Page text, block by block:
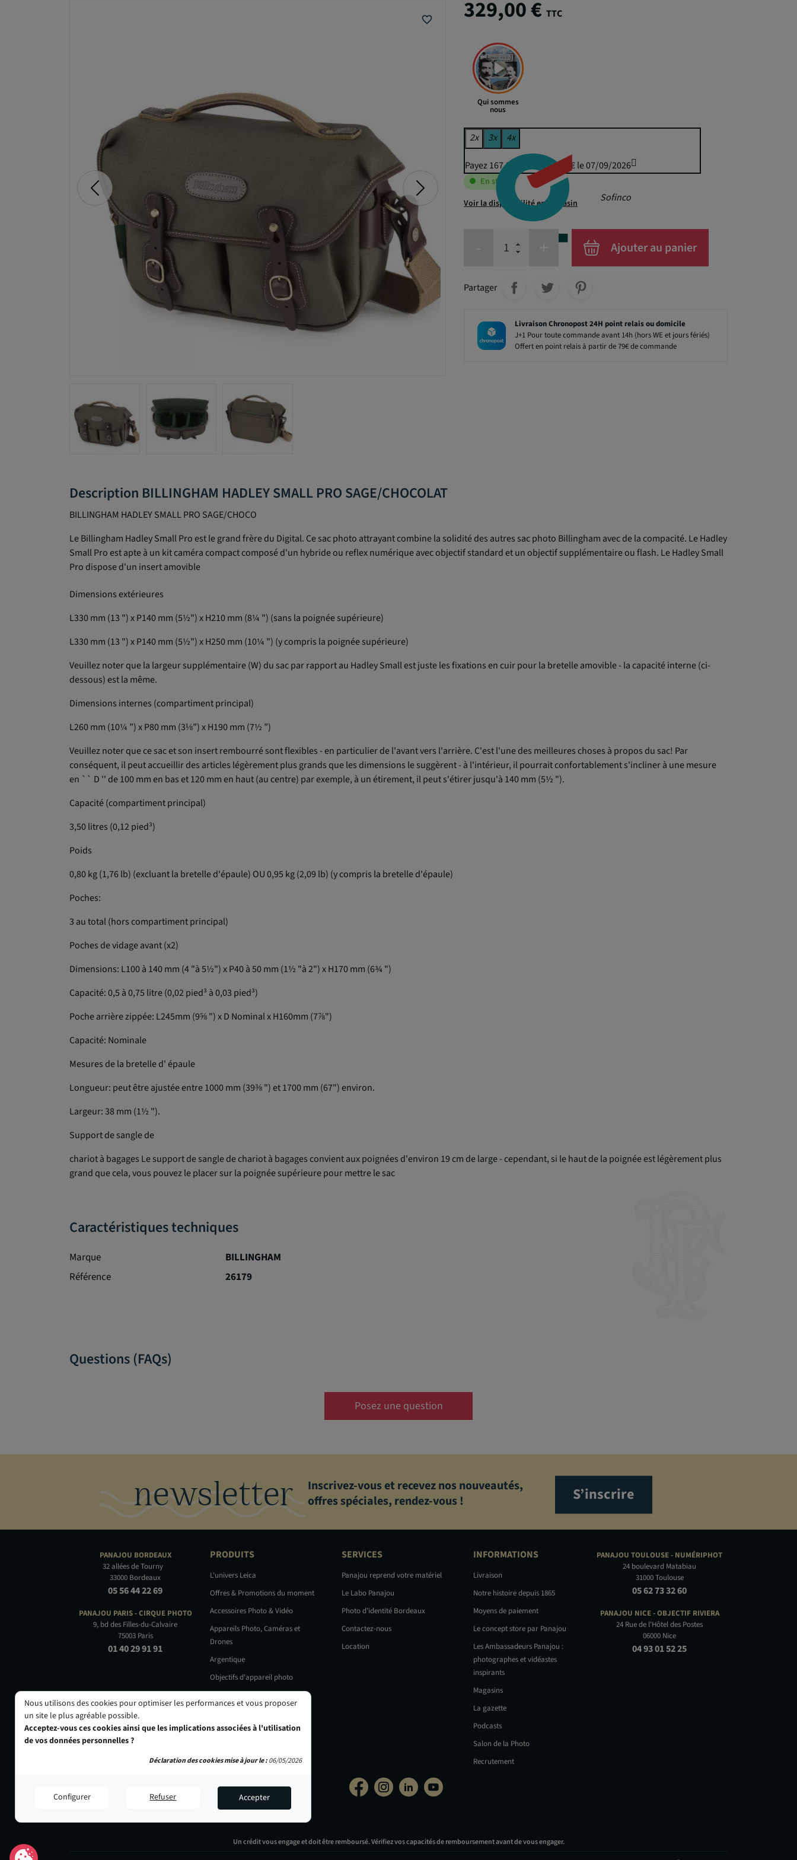
favorite_border 329,00 € TTC
Qui sommes
nous
Sofinco
2x 3x 4x
Payez 167,32 € puis 164,50 € le 07/09/2026
En stock
Voir la disponibilité en magasin
Ajouter au panier
Partager
Livraison Chronopost 24H point relais ou domicile
J+1 Pour toute commande avant 14h (hors WE et jours fériés)
Offert en point relais à partir de 79€ de commande
Description BILLINGHAM HADLEY SMALL PRO SAGE/CHOCOLAT
BILLINGHAM HADLEY SMALL PRO SAGE/CHOCO
Le Billingham Hadley Small Pro est le grand frère du Digital. Ce sac photo attrayant combine la solidité des autres sac photo Billingham avec de la compacité. Le Hadley
Small Pro est apte à un kit caméra compact composé d'un hybride ou reflex numérique avec objectif standard et un objectif supplémentaire ou flash. Le Hadley Small
Pro dispose d'un insert amovible
Dimensions extérieures
L330 mm (13 ") x P140 mm (5½") x H210 mm (8¼ ") (sans la poignée supérieure)
L330 mm (13 ") x P140 mm (5½") x H250 mm (10¼ ") (y compris la poignée supérieure)
Veuillez noter que la largeur supplémentaire (W) du sac par rapport au Hadley Small est juste les fixations en cuir pour la bretelle amovible - la capacité interne (ci-
dessous) est la même.
Dimensions internes (compartiment principal)
L260 mm (10¼ ”) x P80 mm (3⅛”) x H190 mm (7½ ”)
Veuillez noter que ce sac et son insert rembourré sont flexibles - en particulier de l'avant vers l'arrière. C'est l'une des meilleures choses à propos du sac! Par
conséquent, il peut accueillir des articles légèrement plus grands que les dimensions le suggèrent - à l'intérieur, il pourrait confortablement s'incliner à une mesure
en `` D '' de 100 mm en bas et 120 mm en haut (au centre) par exemple, à un étirement, il peut s'étirer jusqu'à 140 mm (5½ ").
Capacité (compartiment principal)
3,50 litres (0,12 pied³)
Poids
0,80 kg (1,76 lb) (excluant la bretelle d'épaule) OU 0,95 kg (2,09 lb) (y compris la bretelle d'épaule)
Poches:
3 au total (hors compartiment principal)
Poches de vidage avant (x2)
Dimensions: L100 à 140 mm (4 "à 5½") x P40 à 50 mm (1½ "à 2") x H170 mm (6¾ ")
Capacité: 0,5 à 0,75 litre (0,02 pied³ à 0,03 pied³)
Poche arrière zippée: L245mm (9⅝ ") x D Nominal x H160mm (7⅞")
Capacité: Nominale
Mesures de la bretelle d' épaule
Longueur: peut être ajustée entre 1000 mm (39⅜ ") et 1700 mm (67") environ.
Largeur: 38 mm (1½ ").
Support de sangle de
chariot à bagages Le support de sangle de chariot à bagages convient aux poignées d'environ 19 cm de large - cependant, si le haut de la poignée est légèrement plus
grand que cela, vous pouvez le placer sur la poignée supérieure pour mettre le sac
Caractéristiques techniques
Marque
BILLINGHAM
Référence
26179
Questions (FAQs)
Posez une question
newsletter
Inscrivez-vous et recevez nos nouveautés,
offres spéciales, rendez-vous !
S’inscrire
PANAJOU BORDEAUX
32 allées de Tourny
33000 Bordeaux
05 56 44 22 69
PANAJOU PARIS -CIRQUE PHOTO
9, bd des Filles-du-Calvaire
75003 Paris
01 40 29 91 91
PRODUITS
L'univers Leica
Offres & Promotions du moment
Accessoires Photo & Vidéo
Appareils Photo, Caméras et
Drones
Argentique
Objectifs d'appareil photo
Occasions
SERVICES
Panajou reprend votre matériel
Le Labo Panajou
Photo d’identité Bordeaux
Contactez-nous
Location
INFORMATIONS
Livraison
Notre histoire depuis 1865
Moyens de paiement
Le concept store par Panajou
Les Ambassadeurs Panajou :
photographes et vidéastes
inspirants
Magasins
La gazette
Podcasts
Salon de la Photo
Recrutement
PANAJOU TOULOUSE - NUMÉRIPHOT
24 boulevard Matabiau
31000 Toulouse
05 62 73 32 60
PANAJOU NICE -OBJECTIF RIVIERA
24 Rue de l'Hôtel des Postes
06000 Nice
04 93 01 52 25
Un crédit vous engage et doit être remboursé. Vérifiez vos capacités de remboursement avant de vous engager.
Nous utilisons des cookies pour optimiser les performances et vous proposer
un site le plus agréable possible.
Acceptez-vous ces cookies ainsi que les implications associées à l'utilisation
de vos données personnelles ?
Configurer Refuser Accepter
Déclaration des cookies mise à jour le :06/05/2026